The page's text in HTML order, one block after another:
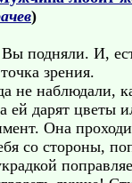
)
подняли. И,
зрения.
не наблюдали,
ей дарят цветы
Она
со стороны,